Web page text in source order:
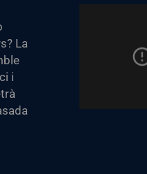
La
i